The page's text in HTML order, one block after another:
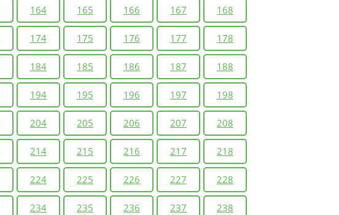
164 165 166 167 168
174 175 176 177 178
184 185 186 187 188
194 195 196 197 198
204 205 206 207 208
214 215 216 217 218
224 225 226 227 228
234 235 236 237 238